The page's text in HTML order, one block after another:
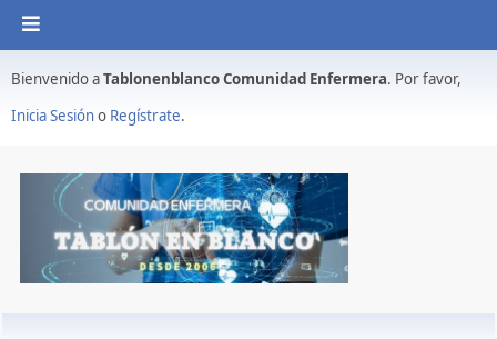
Bienvenido aTablonenblanco Comunidad Enfermera. Por favor,
Inicia Sesióno Regístrate.